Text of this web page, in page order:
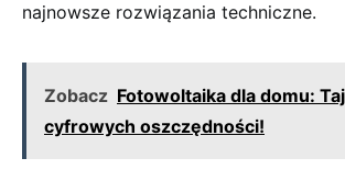
najnowsze rozwiązania techniczne.
Zobacz Fotowoltaika dla domu:
cyfrowych oszczędności!